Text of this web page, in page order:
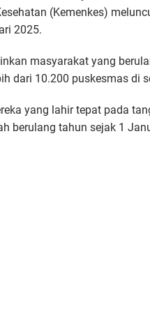
(Kemenkes)
2025.
masyarakat yang
dari 10.200 puskesmas di
yang lahir tepat pada
berulang tahun sejak 1